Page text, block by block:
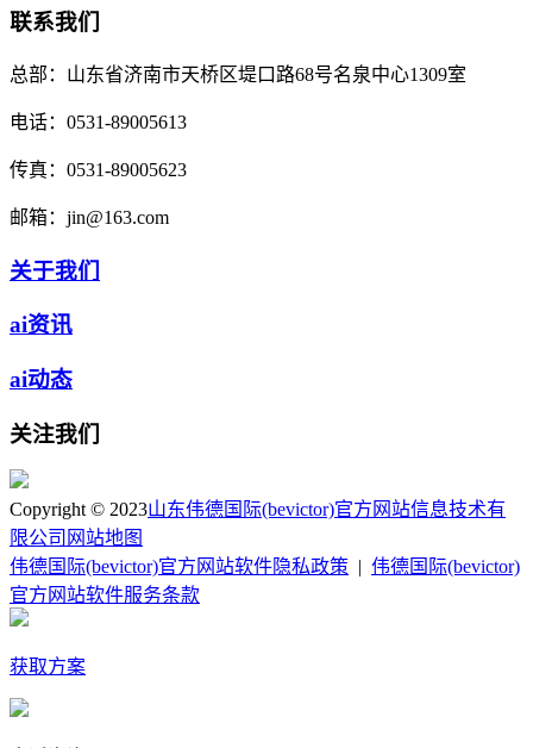
联系我们
总部： 山东省济南市天桥区堤口路68号名泉中心1309室
电话： 0531-89005613
传真： 0531-89005623
邮箱： jin@163.com
关于我们
ai资讯
ai动态
关注我们
Copyright © 2023山东伟德国际(bevictor)官方网站信息技术有
限公司 网站地图
伟德国际(bevictor)官方网站软件隐私政策
伟德国际(bevictor)
官方网站软件服务条款
获取方案